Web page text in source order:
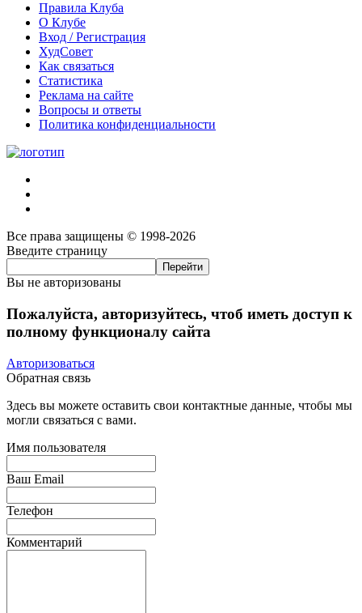
Правила Клуба
О Клубе
Вход / Регистрация
ХудСовет
Как связаться
Статистика
Реклама на сайте
Вопросы и ответы
Политика конфиденциальности
Все права защищены © 1998-2026
Введите страницу
Вы не авторизованы
Пожалуйста, авторизуйтесь, чтоб иметь доступ к
полному функционалу сайта
Авторизоваться
Обратная связь
Здесь вы можете оставить свои контактные данные, чтобы мы
могли связаться с вами.
Имя пользователя
Ваш Email
Телефон
Комментарий